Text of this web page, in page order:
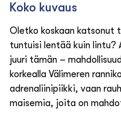
Koko kuvaus
Oletko koskaan
tuntuisi lentää kuin lintu?
juuri tämän –
korkealla Välimeren
adrenaliinipiikki, vaan
maisemia, joita on